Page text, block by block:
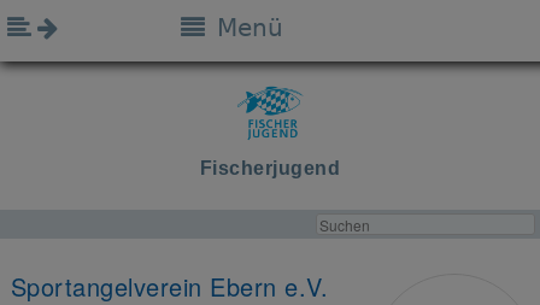
Fischerjugend
Menü
Sportangelverein Ebern e.V.